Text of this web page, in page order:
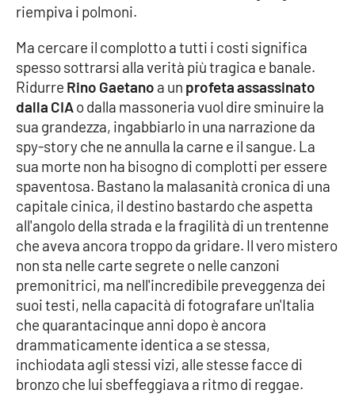
SPECIALI
Buona Sanità Calabria
LA
CALABRIAVISIONE
Destinazioni
Eventi
Food
Storie
LAC
NETWORK
Lacplay.it
riempiva i polmoni.
Ma cercare il complotto a tutti i costi significa
spesso sottrarsi alla verità più tragica e banale.
Ridurre Rino Gaetano a un profeta assassinato
dalla CIAo dalla massoneria vuol dire sminuire la
sua grandezza, ingabbiarlo in una narrazione da
spy-story che ne annulla la carne e il sangue. La
sua morte non ha bisogno di complotti per essere
spaventosa. Bastano la malasanità cronica di una
capitale cinica, il destino bastardo che aspetta
all'angolo della strada e la fragilità di un trentenne
che aveva ancora troppo da gridare. Il vero mistero
non sta nelle carte segrete o nelle canzoni
premonitrici, ma nell'incredibile preveggenza dei
suoi testi, nella capacità di fotografare un'Italia
che quarantacinque anni dopo è ancora
drammaticamente identica a se stessa,
inchiodata agli stessi vizi, alle stesse facce di
bronzo che lui sbeffeggiava a ritmo di reggae.